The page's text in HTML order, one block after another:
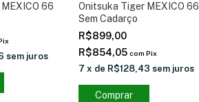
66
sem juros
Onitsuka Tiger MEXICO 66
Sem Cadarço
R$899,00
R$854,05 com Pix
7 x de R$128,43 sem juros
Comprar